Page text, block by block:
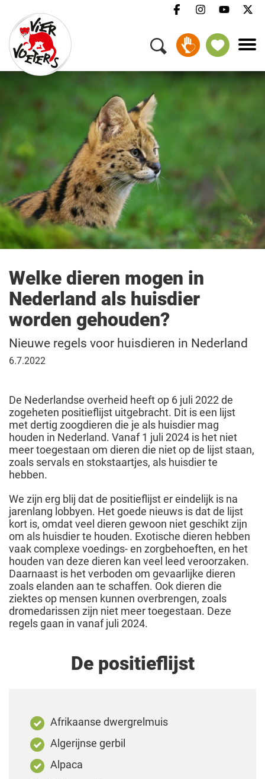
Welke dieren mogen in
Nederland als huisdier
worden gehouden?
Nieuwe regels voor huisdieren in Nederland
6
6.7.2022
De Nederlandse overheid heeft op 6 juli 2022 de
zogeheten positieflijst uitgebracht. Dit is een lijst
met dertig zoogdieren die je als huisdier mag
houden in Nederland. Vanaf 1 juli 2024 is het niet
meer toegestaan om dieren die niet op de lijst staan,
zoals servals en stokstaartjes, als huisdier te
hebben.
We zijn erg blij dat de positieflijst er eindelijk is na
jarenlang lobbyen. Het goede nieuws is dat de lijst
kort is, omdat veel dieren gewoon niet geschikt zijn
om als huisdier te houden. Exotische dieren hebben
vaak complexe voedings- en zorgbehoeften, en het
houden van deze dieren kan veel leed veroorzaken.
Daarnaast is het verboden om gevaarlijke dieren
zoals elanden aan te schaffen. Ook dieren die
ziektes op mensen kunnen overbrengen, zoals
dromedarissen zijn niet meer toegestaan. Deze
regels gaan in vanaf juli 2024.
De positieflijst
Afrikaanse dwergrelmuis
Algerijnse gerbil
Alpaca
Menu
Campagnes & thema's
Onze verhalen
Help mee
Vacatures
Pers
FAQ
Nieuwsbrief
Contact
Doneer